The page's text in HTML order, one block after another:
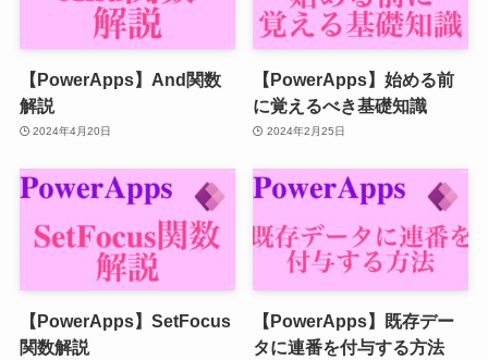
【PowerApps】And関数
解説
2024年4月20日
【PowerApps】始める前
に覚えるべき基礎知識
2024年2月25日
【PowerApps】SetFocus
関数解説
【PowerApps】既存デー
タに連番を付与する方法